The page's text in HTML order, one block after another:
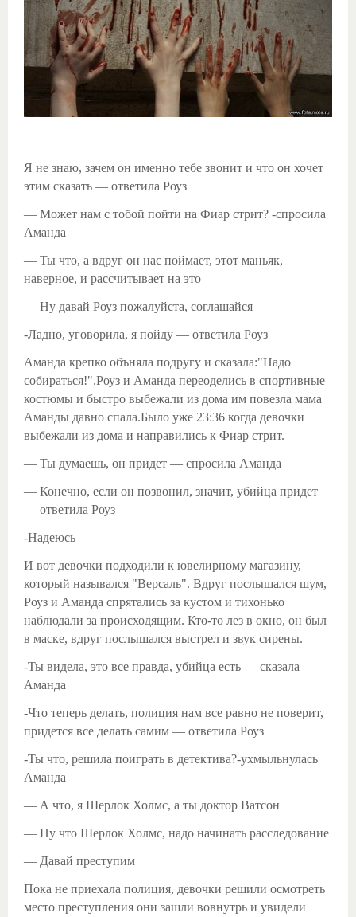
Я не знаю, зачем он именно тебе звонит и что он хочет
этим сказать — ответила Роуз
— Может нам с тобой пойти на Фиар стрит? -спросила
Аманда
— Ты что, а вдруг он нас поймает, этот маньяк,
наверное, и рассчитывает на это
— Ну давай Роуз пожалуйста, соглашайся
-Ладно, уговорила, я пойду — ответила Роуз
Аманда крепко объняла подругу и сказала:"Надо
собираться!".Роуз и Аманда переоделись в спортивные
костюмы и быстро выбежали из дома им повезла мама
Аманды давно спала.Было уже 23:36 когда девочки
выбежали из дома и направились к Фиар стрит.
— Ты думаешь, он придет — спросила Аманда
— Конечно, если он позвонил, значит, убийца придет
— ответила Роуз
-Надеюсь
И вот девочки подходили к ювелирному магазину,
который назывался "Версаль". Вдруг послышался шум,
Роуз и Аманда спрятались за кустом и тихонько
наблюдали за происходящим. Кто-то лез в окно, он был
в маске, вдруг послышался выстрел и звук сирены.
-Ты видела, это все правда, убийца есть — сказала
Аманда
-Что теперь делать, полиция нам все равно не поверит,
придется все делать самим — ответила Роуз
-Ты что, решила поиграть в детектива?-ухмыльнулась
Аманда
— А что, я Шерлок Холмс, а ты доктор Ватсон
— Ну что Шерлок Холмс, надо начинать расследование
— Давай преступим
Пока не приехала полиция, девочки решили осмотреть
место преступления они зашли вовнутрь и увидели